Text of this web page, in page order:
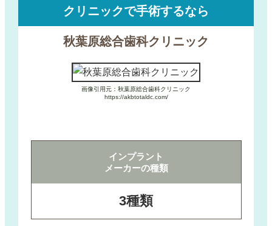
クリニックで手術するなら
秋葉原総合歯科クリニック
画像引用元：秋葉原総合歯科クリニック
https://akbtotaldc.com/
インプラント
メーカーの種類
3種類